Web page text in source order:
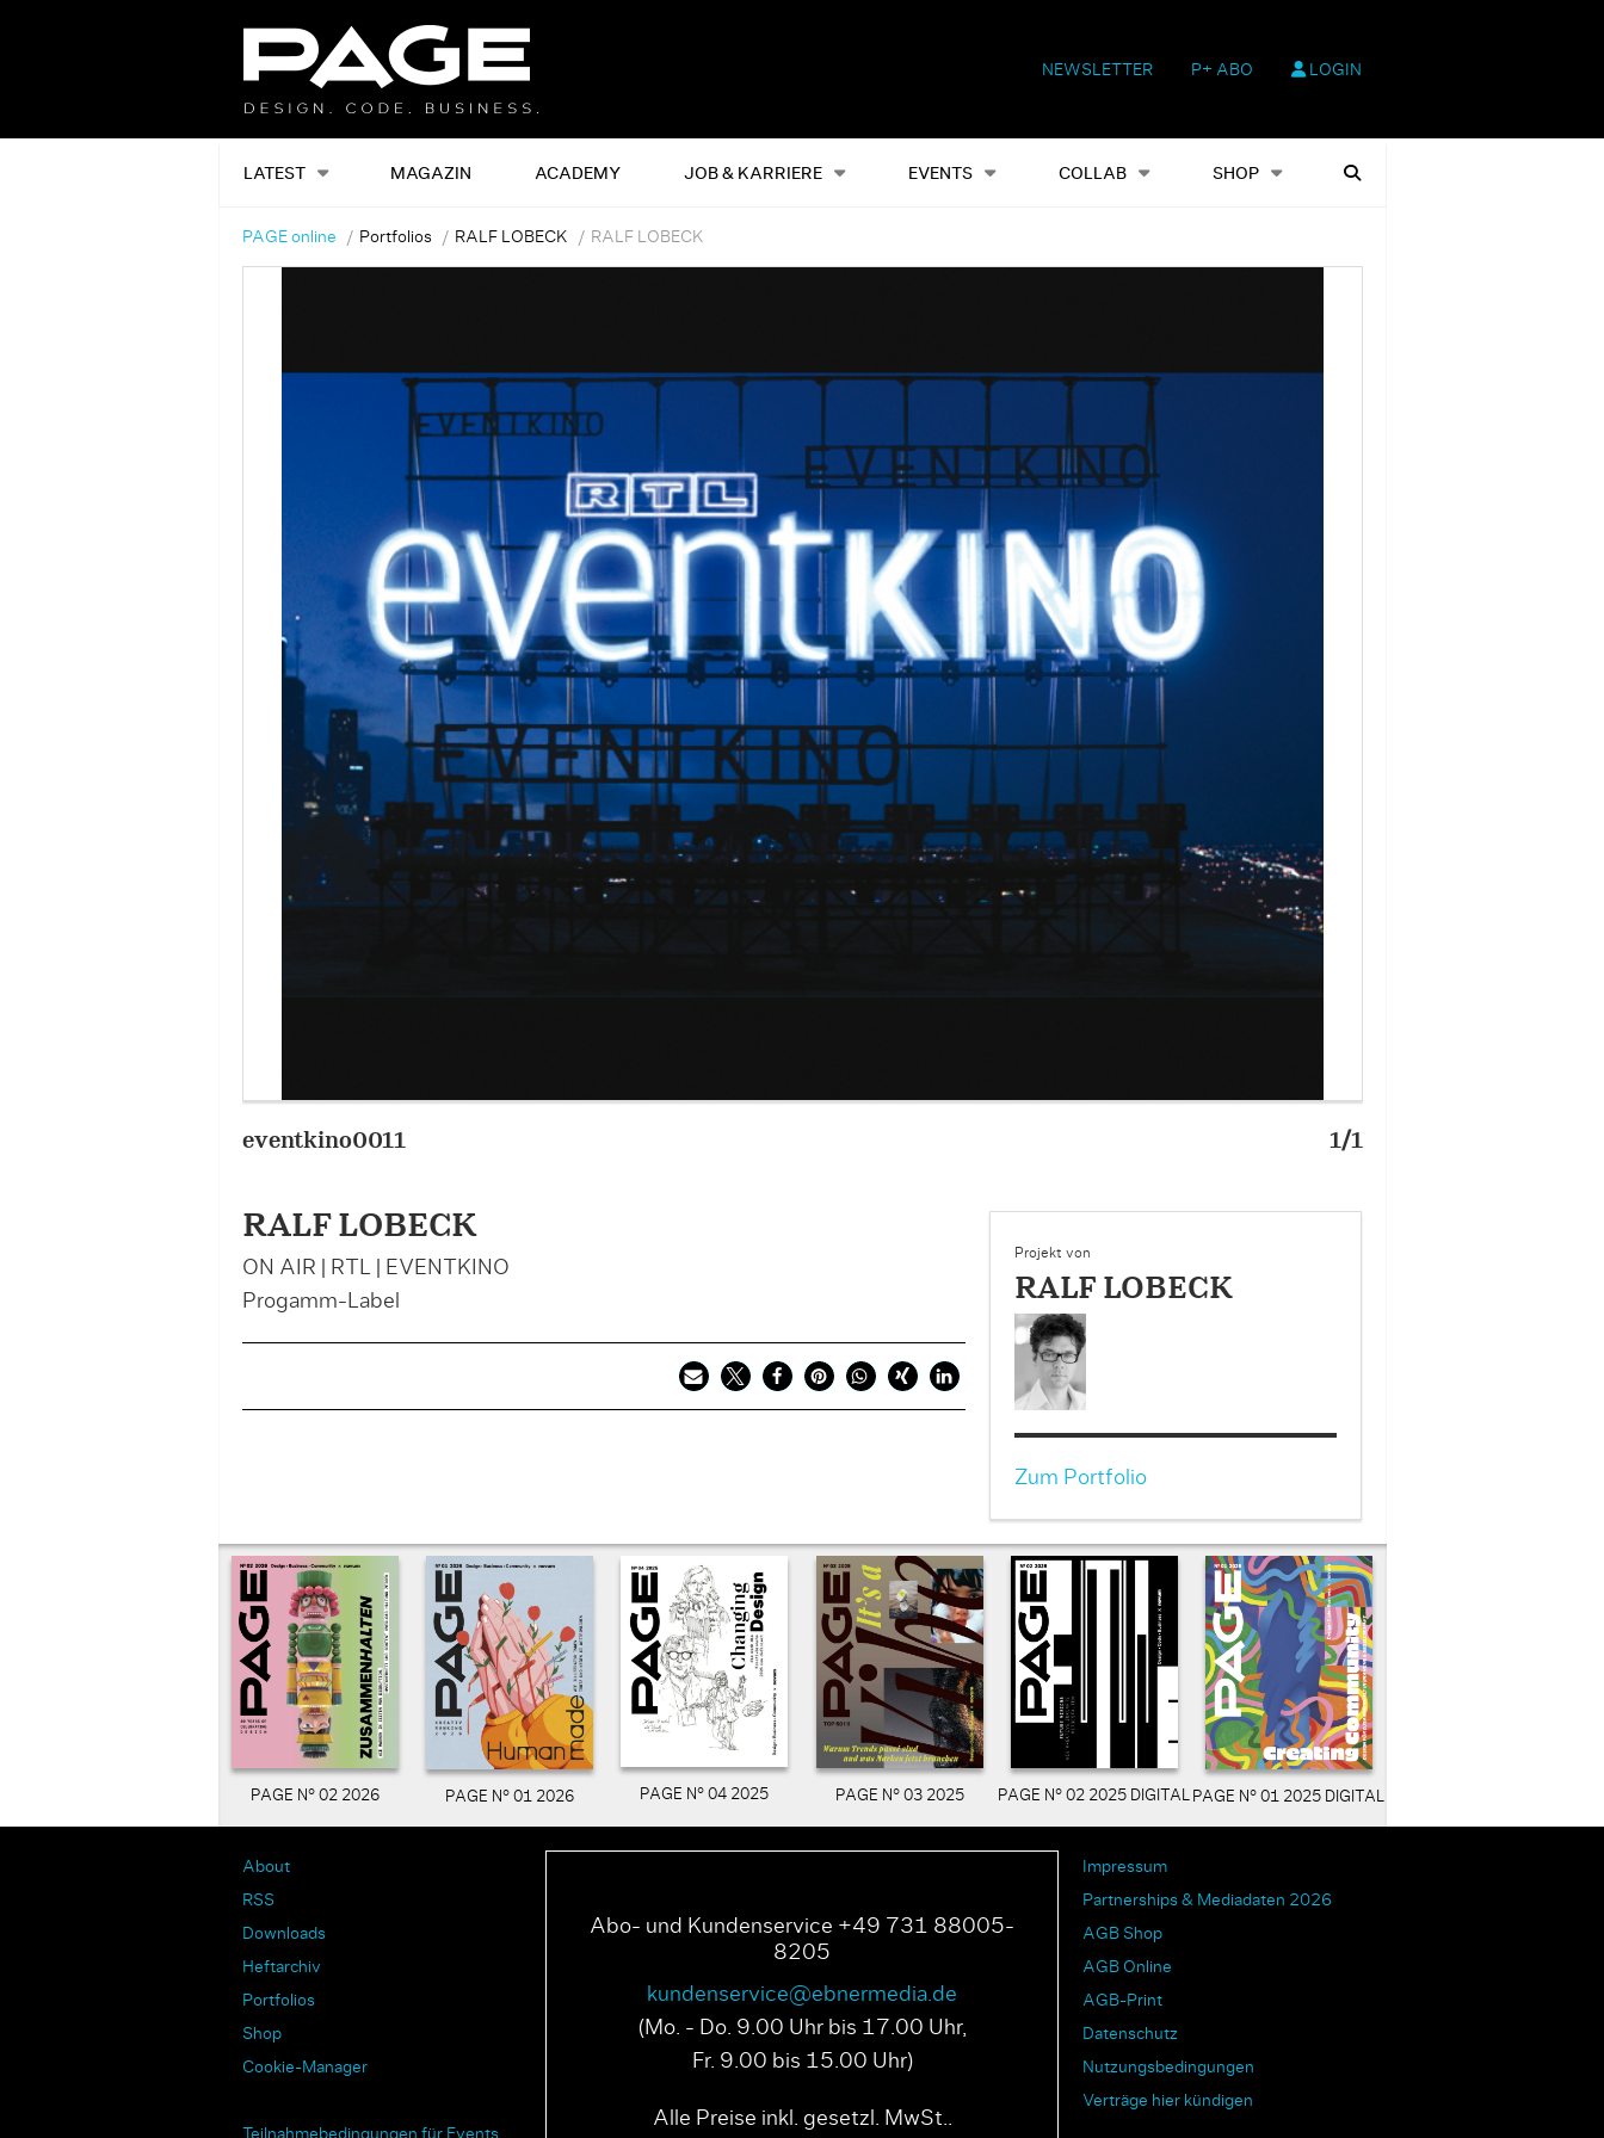
NEWSLETTER P+ ABO LOGIN
LATEST MAGAZIN ACADEMY JOB & KARRIERE EVENTS COLLAB SHOP
Alles Events Shop Heftausgaben Suchen
PAGE online Portfolios RALF LOBECK RALF LOBECK
eventkino0011 1/1
RALF LOBECK
ON AIR | RTL | EVENTKINO
Progamm-Label
Projekt von
RALF LOBECK
Zum Portfolio
PAGE N° 02 2026 PAGE N° 01 2026 PAGE N° 04 2025 PAGE N° 03 2025 PAGE N° 02 2025 DIGITAL PAGE N° 01 2025 DIGITAL
About
RSS
Downloads
Heftarchiv
Portfolios
Shop
Cookie-Manager
Teilnahmebedingungen für Events
Abo- und Kundenservice +49 731 88005-
8205
kundenservice@ebnermedia.de
(Mo. - Do. 9.00 Uhr bis 17.00 Uhr,
Fr. 9.00 bis 15.00 Uhr)
Alle Preise inkl. gesetzl. MwSt..
Impressum
Partnerships & Mediadaten 2026
AGB Shop
AGB Online
AGB-Print
Datenschutz
Nutzungsbedingungen
Verträge hier kündigen